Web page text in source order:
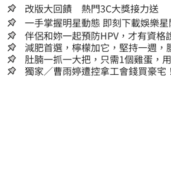
改版大回饋 熱門3C大獎接力送
一手掌握明星動態 即刻下載
伴侶和妳一起預防HPV，才有資格
減肥首選，檸檬加它，堅持一週，
人生
肚腩一抓一大把，只需1個雞蛋，
獨家／曹雨婷遭控拿工會錢買豪宅